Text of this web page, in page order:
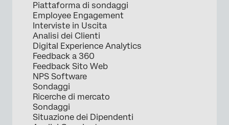
Piattaforma di sondaggi
Employee Engagement
Interviste in Uscita
Analisi dei Clienti
Digital Experience Analytics
Feedback a 360
Feedback Sito Web
NPS Software
Sondaggi
Ricerche di mercato
Sondaggi
Situazione dei Dipendenti